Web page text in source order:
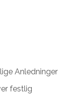
Anledninger
festlig